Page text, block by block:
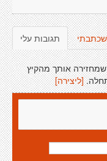
תגובות עלי
אותך מהקיץ
[ליצירה]